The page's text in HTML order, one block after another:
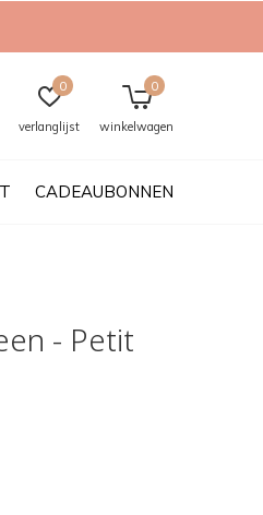
CADEAUBONNEN
verlanglijst
0
winkelwagen
0
- Petit